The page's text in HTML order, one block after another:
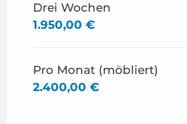
Drei Wochen
1.950,00 €
Pro Monat (möbliert)
2.400,00 €